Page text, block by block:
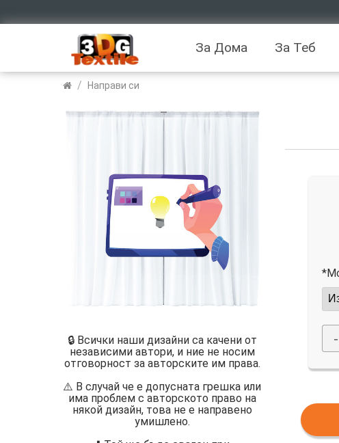
За Дома За Теб
/ Направи си
🔒 Всички наши дизайни са качени от
независими автори, и ние не носим
отговорност за авторските им права.
⚠️ В случай че е допусната грешка или
има проблем с авторското право на
някой дизайн, това не е направено
умишлено.
-